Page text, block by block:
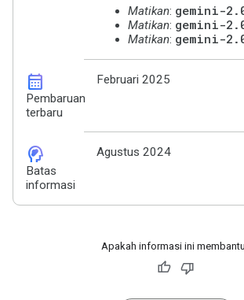
Matikan: gemini-
Matikan: gemini-
Matikan: gemini-
calendar_month
Pembaruan
terbaru
Februari 2025
cognition_2
Batas
informasi
Agustus 2024
Apakah informasi ini